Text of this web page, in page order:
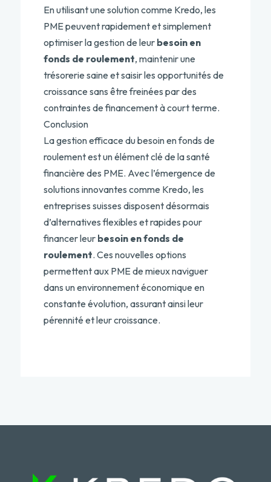
En utilisant une solution comme Kredo, les
PME peuvent rapidement et simplement
optimiser la gestion de leur besoin en
fonds de roulement, maintenir une
trésorerie saine et saisir les opportunités de
croissance sans être freinées par des
contraintes de financement à court terme.
Conclusion
La gestion efficace du besoin en fonds de
roulement est un élément clé de la santé
financière des PME. Avec l’émergence de
solutions innovantes comme Kredo, les
entreprises suisses disposent désormais
d’alternatives flexibles et rapides pour
financer leur besoin en fonds de
roulement. Ces nouvelles options
permettent aux PME de mieux naviguer
dans un environnement économique en
constante évolution, assurant ainsi leur
pérennité et leur croissance.